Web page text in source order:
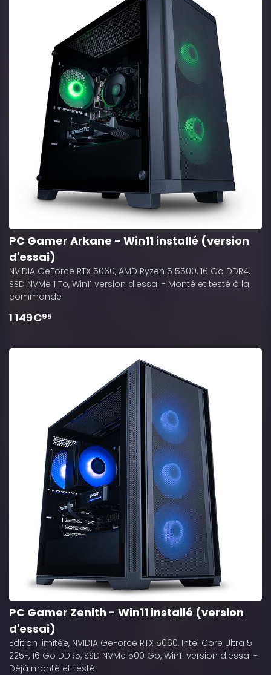
PC Gamer Arkane - Win11 installé (version
d'essai)
NVIDIA GeForce RTX 5060, AMD Ryzen 5 5500, 16 Go DDR4,
SSD NVMe 1 To, Win11 version d'essai - Monté et testé à la
commande
1 149€95
PC Gamer Zenith - Win11 installé (version
d'essai)
Edition limitée, NVIDIA GeForce RTX 5060, Intel Core Ultra 5
225F, 16 Go DDR5, SSD NVMe 500 Go, Win11 version d'essai -
Déjà monté et testé